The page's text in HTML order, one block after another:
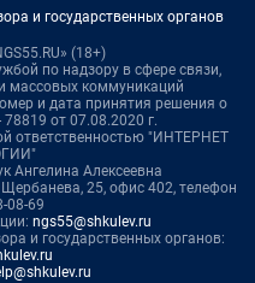
и государственных органов
(18+)
по надзору в сфере связи,
массовых коммуникаций
и дата принятия решения о
от 07.08.2020 г.
ответственностью "ИНТЕРНЕТ
Ангелина Алексеевна
25, офис 402, телефон
08-69
ngs55@shkulev.ru
и государственных органов: